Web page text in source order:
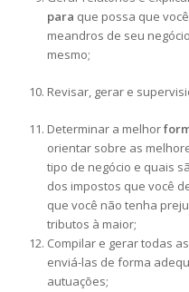
para que possa que
meandros de seu
mesmo;
Revisar, gerar e
Determinar a melhor
orientar sobre as
tipo de negócio e quais
dos impostos que você
que você não tenha
tributos à maior;
Compilar e gerar todas
enviá-las de forma
autuações;